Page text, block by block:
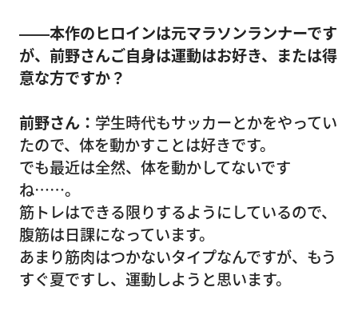
――本作のヒロインは元マラソンランナーです
が、前野さんご自身は運動はお好き、または得
意な方ですか？
前野さん： 学生時代もサッカーとかをやってい
たので、体を動かすことは好きです。
でも最近は全然、体を動かしてないです
ね……。
筋トレはできる限りするようにしているので、
腹筋は日課になっています。
あまり筋肉はつかないタイプなんですが、もう
すぐ夏ですし、運動しようと思います。